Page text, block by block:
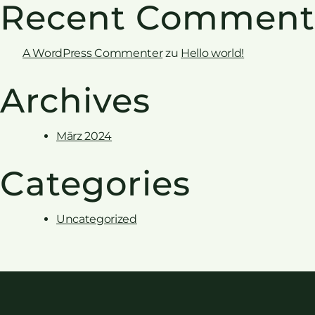
Recent
A WordPress Commenterzu Hello world!
Archives
März 2024
Categories
Uncategorized